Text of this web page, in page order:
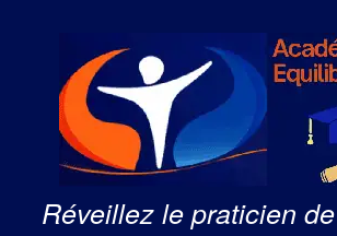
Réveillez le praticien